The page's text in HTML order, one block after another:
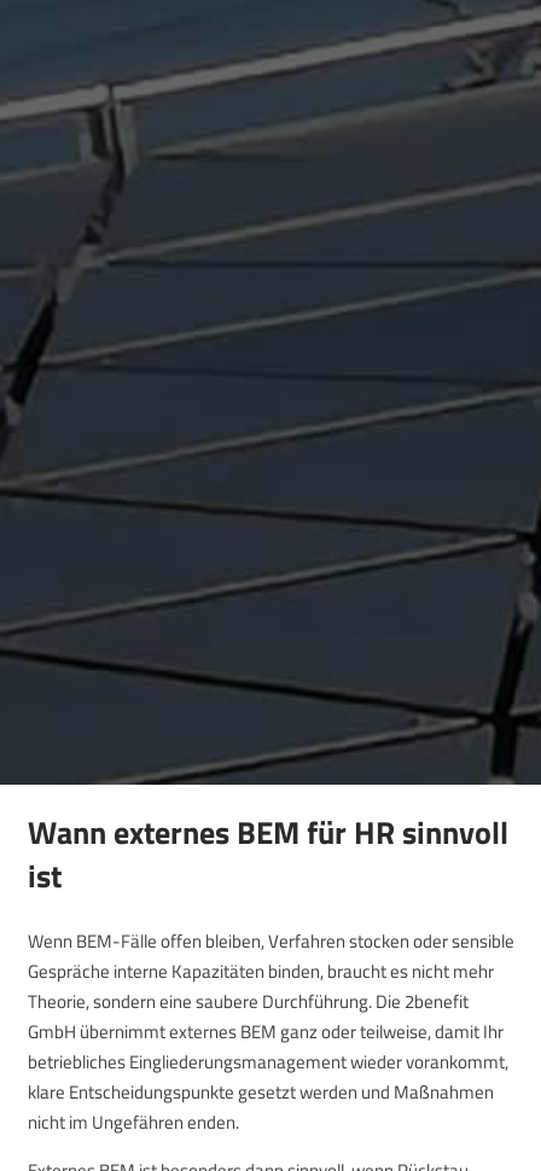
Wann externes BEM für HR sinnvoll
ist
Wenn BEM-Fälle offen bleiben, Verfahren stocken oder sensible
Gespräche interne Kapazitäten binden, braucht es nicht mehr
Theorie, sondern eine saubere Durchführung. Die 2benefit
GmbH übernimmt externes BEM ganz oder teilweise, damit Ihr
betriebliches Eingliederungsmanagement wieder vorankommt,
klare Entscheidungspunkte gesetzt werden und Maßnahmen
nicht im Ungefähren enden.